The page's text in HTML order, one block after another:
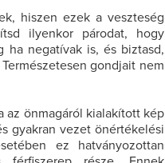
hiszen ezek a veszteség
ilyenkor párodat, hogy
ha negatívak is, és biztasd,
gondjait nem
az önmagáról kialakított kép
gyakran vezet önértékelési
ez hatványozottan